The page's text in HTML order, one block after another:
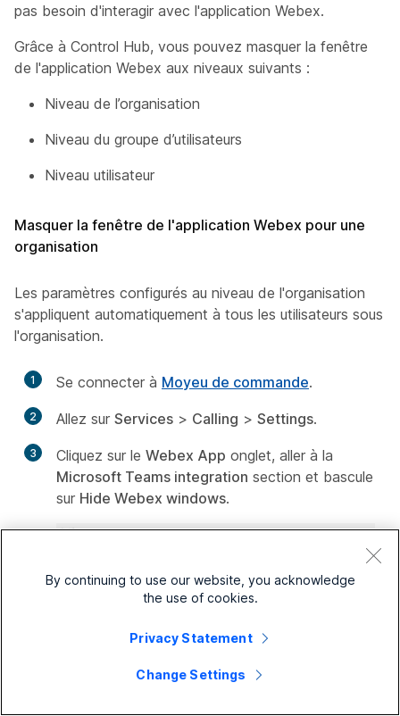
pas besoin d'interagir avec l'application Webex.
Grâce à Control Hub, vous pouvez masquer la fenêtre
de l'application Webex aux niveaux suivants :
Niveau de l’organisation
Niveau du groupe d’utilisateurs
Niveau utilisateur
Masquer la fenêtre de l'application Webex pour une
organisation
Les paramètres configurés au niveau de l'organisation
s'appliquent automatiquement à tous les utilisateurs sous
l'organisation.
1 Se connecter à Moyeu de commande.
2 Allez sur Services > Calling > Settings.
3 Cliquez sur le Webex App onglet, aller à la
Microsoft Teams integration section et bascule
sur Hide Webex windows.
By continuing to use our website, you acknowledge
the use of cookies.
Privacy Statement
Change Settings